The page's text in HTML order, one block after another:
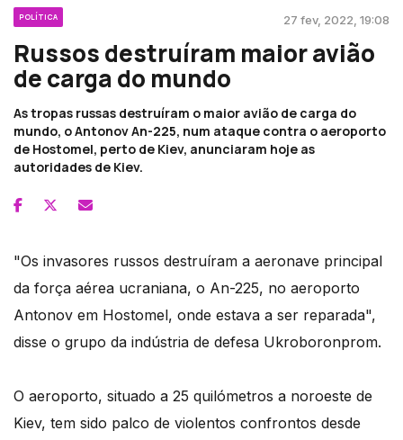
POLÍTICA 27 fev, 2022, 19:08
Russos destruíram maior avião
de carga do mundo
As tropas russas destruíram o maior avião de carga do
mundo, o Antonov An-225, num ataque contra o aeroporto
de Hostomel, perto de Kiev, anunciaram hoje as
autoridades de Kiev.
"Os invasores russos destruíram a aeronave principal
da força aérea ucraniana, o An-225, no aeroporto
Antonov em Hostomel, onde estava a ser reparada",
disse o grupo da indústria de defesa Ukroboronprom.
O aeroporto, situado a 25 quilómetros a noroeste de
Kiev, tem sido palco de violentos confrontos desde